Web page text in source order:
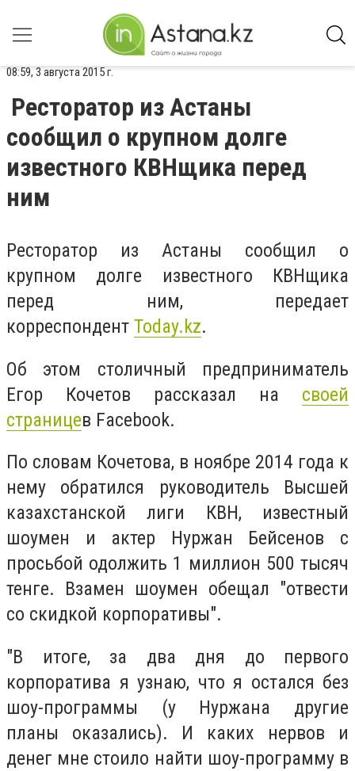
08:59, 3 августа 2015 г.
Ресторатор из Астаны
сообщил о крупном долге
известного КВНщика перед
ним
Ресторатор из Астаны сообщил о
крупном долге известного КВНщика
перед ним, передает
корреспондент Today.kz.
Об этом столичный предприниматель
Егор Кочетов рассказал на своей
страницев Facebook.
По словам Кочетова, в ноябре 2014 года к
нему обратился руководитель Высшей
казахстанской лиги КВН, известный
шоумен и актер Нуржан Бейсенов с
просьбой одолжить 1 миллион 500 тысяч
тенге. Взамен шоумен обещал "отвести
со скидкой корпоративы".
"В итоге, за два дня до первого
корпоратива я узнаю, что я остался без
шоу-программы (у Нуржана другие
планы оказались). И каких нервов и
денег мне стоило найти шоу-программу в